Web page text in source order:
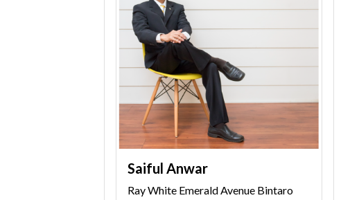
Saiful Anwar
Ray White Emerald Avenue Bintaro